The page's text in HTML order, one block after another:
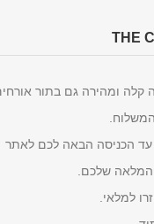
קלה ומהירה גם בתור
עד הכניסה הבאה לכם לאתר
המלאה שלכם.
למלאי.